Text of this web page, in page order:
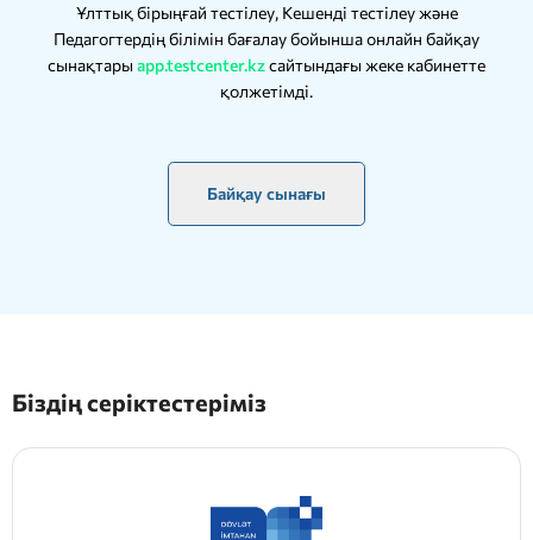
Ұлттық бірыңғай тестілеу, Кешенді тестілеу және
Педагогтердің білімін бағалау бойынша онлайн байқау
сынақтары app.testcenter.kzсайтындағы жеке кабинетте
қолжетімді.
Байқау сынағы
Біздің серіктестеріміз